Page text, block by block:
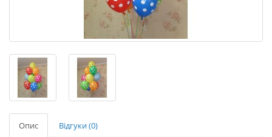
Опис Відгуки (0)